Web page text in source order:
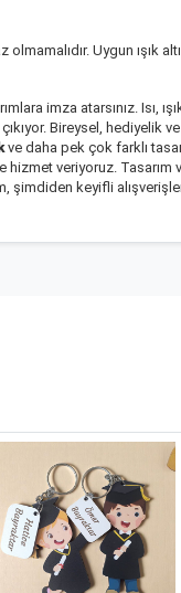
Uygun ışık
imza atarsınız. Isı,
Bireysel, hediyelik
ve daha pek çok farklı
veriyoruz. Tasarım
şimdiden keyifli